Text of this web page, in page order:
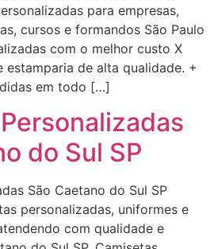
para empresas,
cursos e formandos São Paulo
com o melhor custo X
estamparia de alta qualidade. +
em todo […]
do Sul SP
São Caetano do Sul SP
personalizadas, uniformes e
com qualidade e